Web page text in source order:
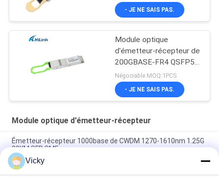
DOM
- JE NE SAIS PAS.
Module optique
d'émetteur-récepteur de
200GBASE-FR4 QSFP56
1310nm 2km DOM
Duplex LC SMF
Négociable MOQ:1PCS
- JE NE SAIS PAS.
Module optique d'émetteur-récepteur
Émetteur-récepteur 1000base de CWDM 1270-1610nm 1.25G
80KM SFP SMF
duplex que l'on peut brancher chaud LC 40Gb/s d'émetteur-
Vicky